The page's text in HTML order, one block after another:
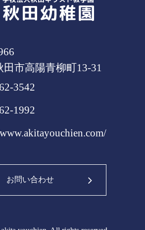
田市高陽青柳町13-31
3542
1992
お問い合わせ